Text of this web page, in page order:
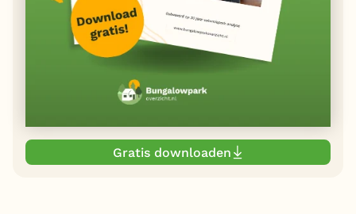
Gratis downloaden